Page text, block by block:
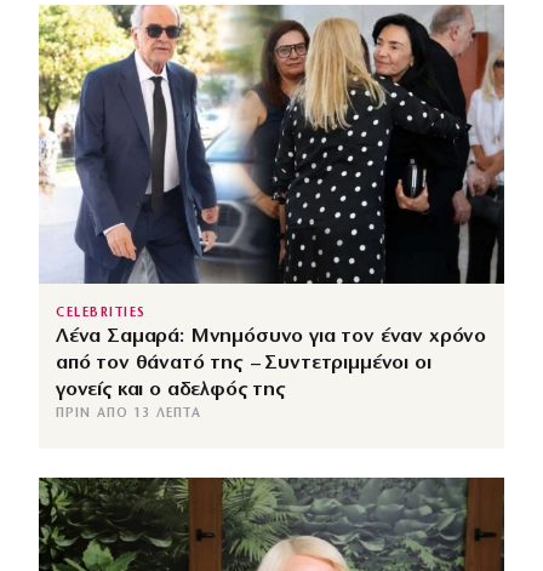
CELEBRITIES
Λένα Σαμαρά: Μνημόσυνο για τον έναν χρόνο
από τον θάνατό της – Συντετριμμένοι οι
γονείς και ο αδελφός της
ΠΡΙΝ ΑΠΌ 13 ΛΕΠΤΆ